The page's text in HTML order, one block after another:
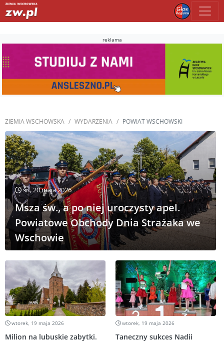
reklama
ZIEMIA WSCHOWSKA WYDARZENIA POWIAT WSCHOWSKI
śr., 20 maja 2026
Msza św., a po niej uroczysty apel.
Powiatowe Obchody Dnia Strażaka we
Wschowie
wtorek, 19 maja 2026
Milion na lubuskie zabytki.
wtorek, 19 maja 2026
Taneczny sukces Nadii